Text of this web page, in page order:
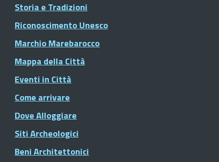
Storia e Tradizioni
Riconoscimento Unesco
Marchio Marebarocco
Mappa della Città
Eventi in Città
Come arrivare
Dove Alloggiare
Siti Archeologici
Beni Architettonici